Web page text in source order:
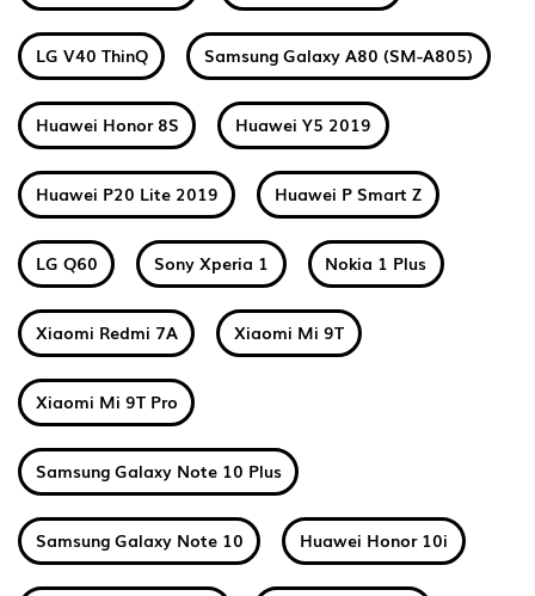
LG V40 ThinQ Samsung Galaxy A80 (SM-A805)
Huawei Honor 8S Huawei Y5 2019
Huawei P20 Lite 2019 Huawei P Smart Z
LG Q60 Sony Xperia 1 Nokia 1 Plus
Xiaomi Redmi 7A Xiaomi Mi 9T
Xiaomi Mi 9T Pro
Samsung Galaxy Note 10 Plus
Samsung Galaxy Note 10 Huawei Honor 10i